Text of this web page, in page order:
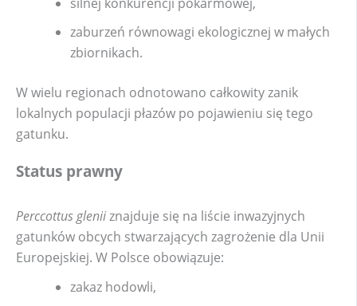
zaburzeń równowagi ekologicznej w małych
zbiornikach.
W wielu regionach odnotowano całkowity zanik
lokalnych populacji płazów po pojawieniu się tego
gatunku.
Status prawny
Perccottus gleniiznajduje się na liście inwazyjnych
gatunków obcych stwarzających zagrożenie dla Unii
Europejskiej. W Polsce obowiązuje:
zakaz hodowli,